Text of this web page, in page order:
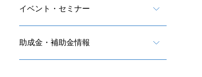
イベント・セミナー
助成金・補助金情報